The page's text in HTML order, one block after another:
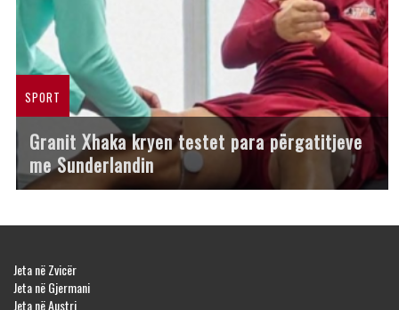
SPORT
Granit Xhaka kryen testet para përgatitjeve
me Sunderlandin
Jeta në Zvicër
Jeta në Gjermani
Jeta në Austri